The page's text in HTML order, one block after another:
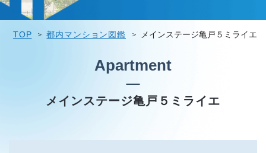
TOP 都内マンション図鑑 メインステージ亀戸５ミライエ
Apartment
メインステージ亀戸５ミライエ